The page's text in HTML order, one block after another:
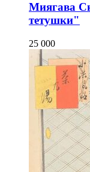
Миягава
тетушки"
25 000